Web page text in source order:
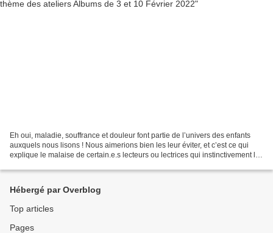
Eh oui, maladie, souffrance et douleur font partie de l’univers des enfants
auxquels nous lisons ! Nous aimerions bien les leur éviter, et c’est ce qui
explique le malaise de certain.e.s lecteurs ou lectrices qui instinctivement les
Hébergé par Overblog
Top articles
Pages